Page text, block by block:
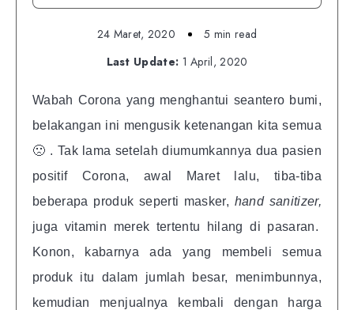
24 Maret, 2020
5 min read
Last Update: 1 April, 2020
Wabah Corona yang menghantui seantero bumi,
belakangan ini mengusik ketenangan kita semua
🙁 . Tak lama setelah diumumkannya dua pasien
positif Corona, awal Maret lalu, tiba-tiba
beberapa produk seperti masker, hand sanitizer,
juga vitamin merek tertentu hilang di pasaran.
Konon, kabarnya ada yang membeli semua
produk itu dalam jumlah besar, menimbunnya,
kemudian menjualnya kembali dengan harga